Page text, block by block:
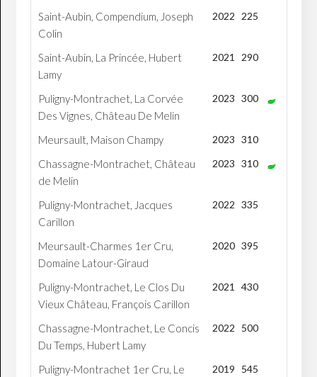
Saint-Aubin, Compendium, Joseph
Colin
2022 225
Saint-Aubin, La Princée, Hubert
Lamy
2021 290
Puligny-Montrachet, La Corvée
Des Vignes, Château De Melin
2023 300
Meursault, Maison Champy 2023 310
Chassagne-Montrachet, Château
de Melin
2023 310
Puligny-Montrachet, Jacques
Carillon
2022 335
Meursault-Charmes 1er Cru,
Domaine Latour-Giraud
2020 395
Puligny-Montrachet, Le Clos Du
Vieux Château, François Carillon
2021 430
Chassagne-Montrachet, Le Concis
Du Temps, Hubert Lamy
2022 500
Puligny-Montrachet 1er Cru, Le
2019 545